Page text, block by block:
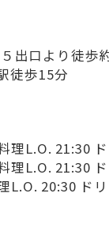
出口より徒歩
徒歩15分
L.O. 21:30 ド
L.O. 21:30 ド
20:30 ドリ